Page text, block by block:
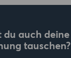
du auch deine
tauschen?